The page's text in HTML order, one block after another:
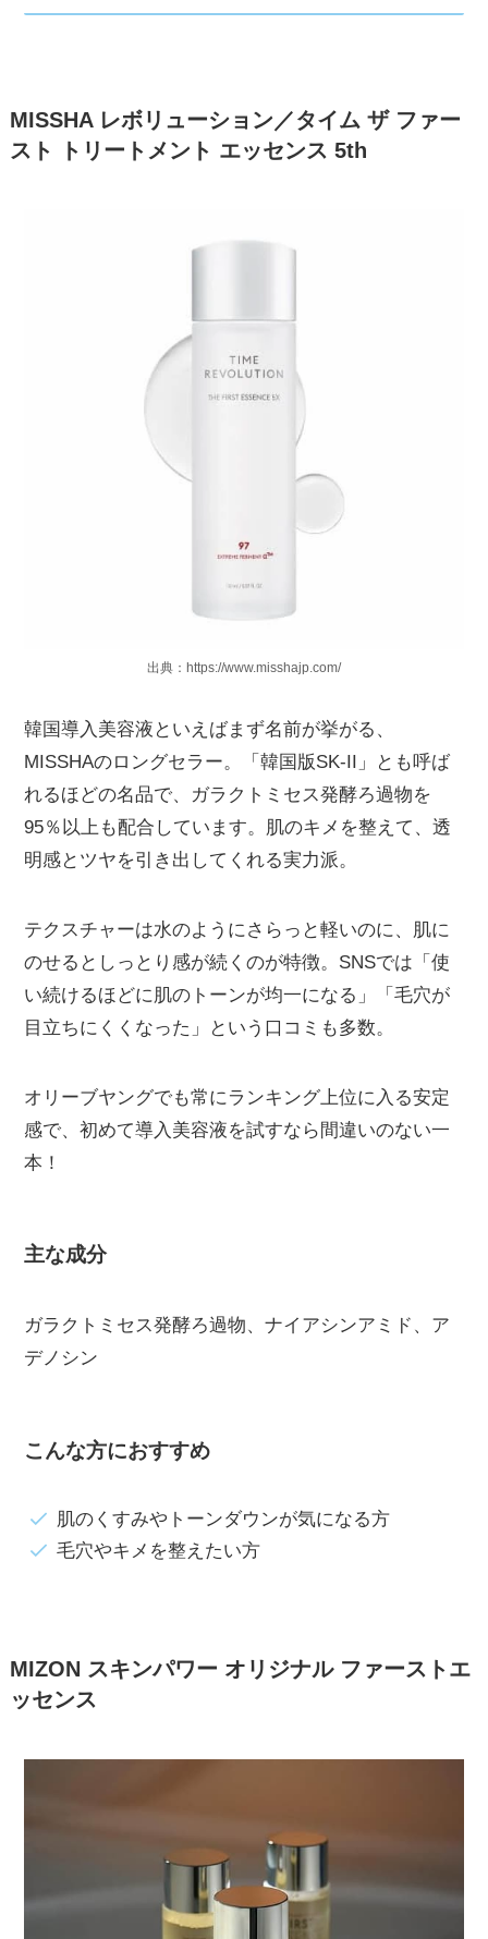
MISSHA レボリューション／タイム ザ ファー
スト トリートメント エッセンス 5th
出典：https://www.misshajp.com/
韓国導入美容液といえばまず名前が挙がる、
MISSHAのロングセラー。「韓国版SK-II」とも呼ば
れるほどの名品で、ガラクトミセス発酵ろ過物を
95％以上も配合しています。肌のキメを整えて、透
明感とツヤを引き出してくれる実力派。
テクスチャーは水のようにさらっと軽いのに、肌に
のせるとしっとり感が続くのが特徴。SNSでは「使
い続けるほどに肌のトーンが均一になる」「毛穴が
目立ちにくくなった」という口コミも多数。
オリーブヤングでも常にランキング上位に入る安定
感で、初めて導入美容液を試すなら間違いのない一
本！
主な成分
ガラクトミセス発酵ろ過物、ナイアシンアミド、ア
デノシン
こんな方におすすめ
肌のくすみやトーンダウンが気になる方
毛穴やキメを整えたい方
MIZON スキンパワー オリジナル ファーストエ
ッセンス